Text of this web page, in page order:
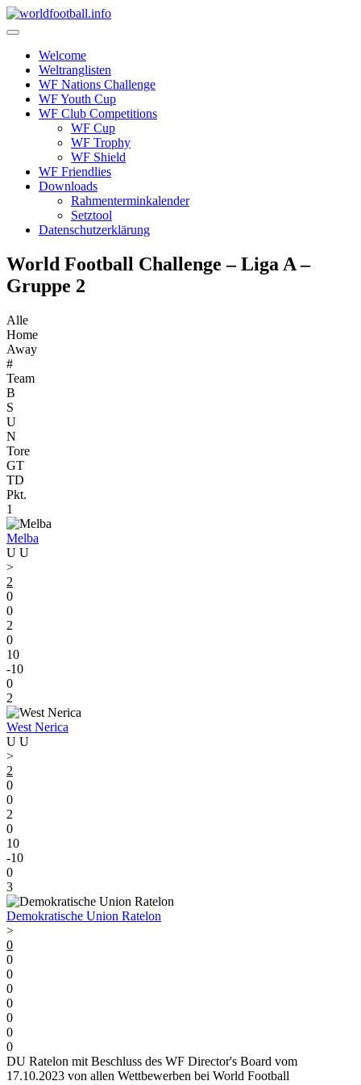
Skip
to
Welcome
Weltranglisten
WF Nations Challenge
WF Youth Cup
WF Club Competitions
WF Cup
WF Trophy
WF Shield
WF Friendlies
Downloads
Rahmenterminkalender
Setztool
Datenschutzerklärung
World Football Challenge – Liga A –
Gruppe 2
Alle
Home
Away
#
Team
B
S
U
N
Tore
GT
TD
Pkt.
1
Melba
U U
>
2
0
0
2
0
10
-10
0
2
West Nerica
U U
>
2
0
0
2
0
10
-10
0
3
Demokratische Union Ratelon
>
0
0
0
0
0
0
0
0
DU Ratelon mit Beschluss des WF Director's Board vom
17.10.2023 von allen Wettbewerben bei World Football